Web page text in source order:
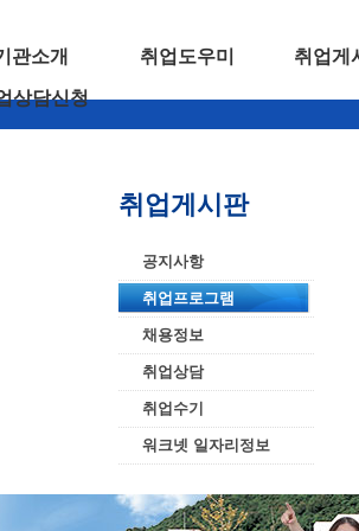
관소개 취업도우미 취업게
상담신청
취업게시판
공지사항
취업프로그램
채용정보
취업상담
취업수기
워크넷 일자리정보